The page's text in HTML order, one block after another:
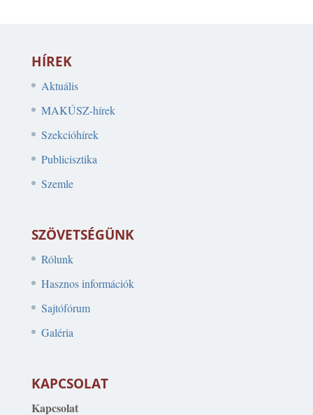
HÍREK
Aktuális
MAKÚSZ-hírek
Szekcióhírek
Publicisztika
Szemle
SZÖVETSÉGÜNK
Rólunk
Hasznos információk
Sajtófórum
Galéria
KAPCSOLAT
Kapcsolat